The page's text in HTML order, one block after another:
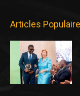
Articles